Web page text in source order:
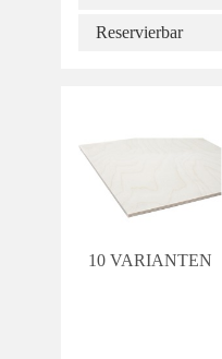
Reservierbar
10 VARIANTEN